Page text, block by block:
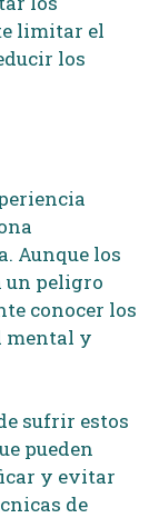
limitar el
los
Aunque los
un peligro
conocer los
mental y
sufrir estos
pueden
y evitar
de